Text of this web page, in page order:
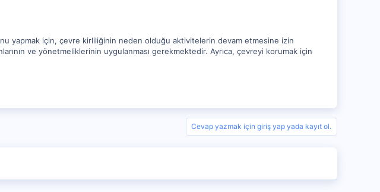
yapmak için, çevre kirliliğinin neden olduğu aktivitelerin devam etmesine izin
ve yönetmeliklerinin uygulanması gerekmektedir. Ayrıca, çevreyi korumak için
Cevap yazmak için giriş yap yada kayıt ol.